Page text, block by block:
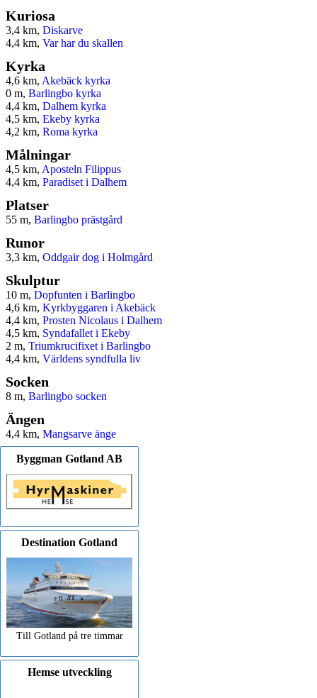
Kuriosa
3,4 km, Diskarve
4,4 km, Var har du skallen
Kyrka
4,6 km, Akebäck kyrka
0 m, Barlingbo kyrka
4,4 km, Dalhem kyrka
4,5 km, Ekeby kyrka
4,2 km, Roma kyrka
Målningar
4,5 km, Aposteln Filippus
4,4 km, Paradiset i Dalhem
Platser
55 m, Barlingbo prästgård
Runor
3,3 km, Oddgair dog i Holmgård
Skulptur
10 m, Dopfunten i Barlingbo
4,6 km, Kyrkbyggaren i Akebäck
4,4 km, Prosten Nicolaus i Dalhem
4,5 km, Syndafallet i Ekeby
2 m, Triumkrucifixet i Barlingbo
4,4 km, Världens syndfulla liv
Socken
8 m, Barlingbo socken
Ängen
4,4 km, Mangsarve änge
Byggman Gotland AB
Destination Gotland
Till Gotland på tre timmar
Hemse utveckling